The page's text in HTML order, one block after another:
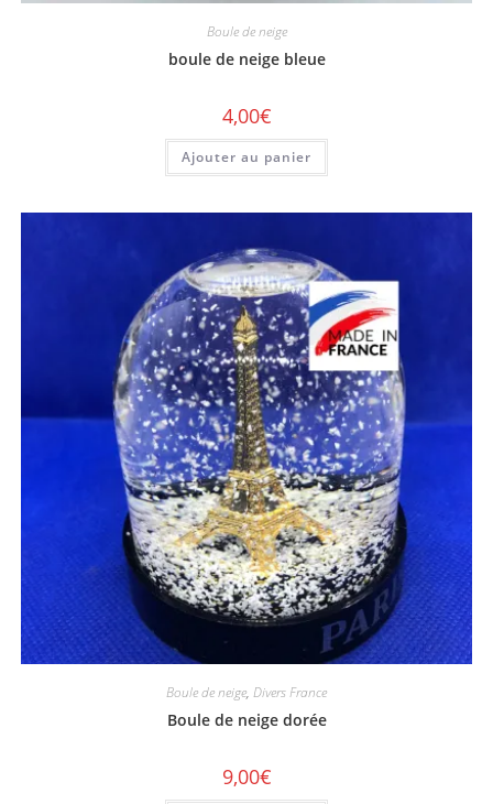
Boule de neige
boule de neige bleue
4,00€
Ajouter au panier
Boule de neige, Divers France
Boule de neige dorée
9,00€